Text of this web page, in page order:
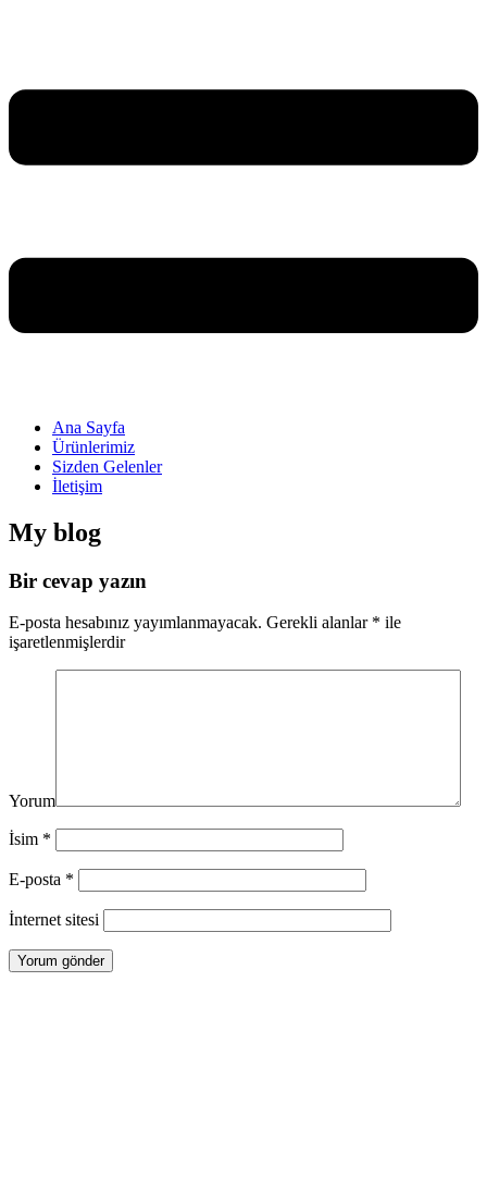
Ana Sayfa
Ürünlerimiz
Sizden Gelenler
İletişim
My blog
Bir cevap yazın
E-posta hesabınız yayımlanmayacak. Gerekli alanlar * ile
işaretlenmişlerdir
Yorum
İsim *
E-posta *
İnternet sitesi